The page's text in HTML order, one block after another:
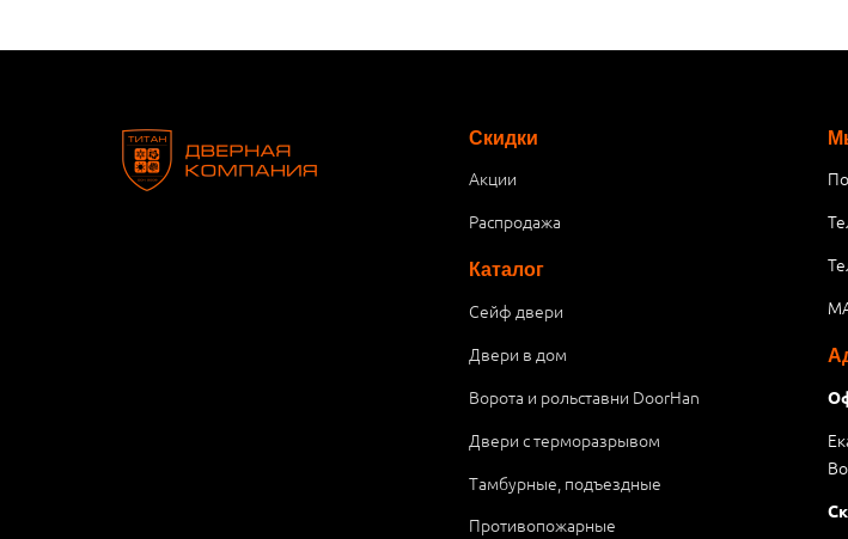
Скидки
Акции
Распродажа
Каталог
Сейф двери
Двери в дом
Ворота и рольставни DoorHan
Двери с терморазрывом
Тамбурные, подъездные
Противопожарные